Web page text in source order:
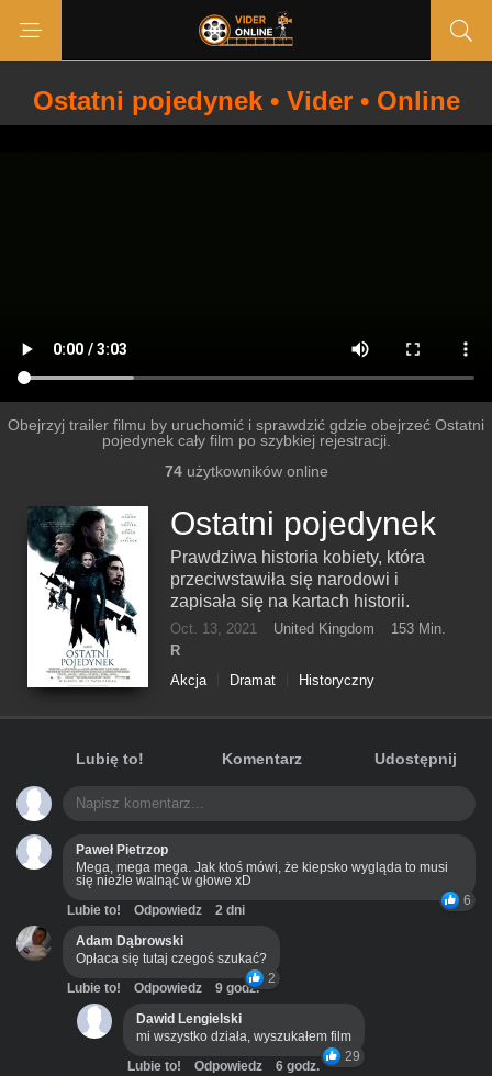
Ostatni pojedynek • Vider • Online
Obejrzyj trailer filmu by uruchomić i sprawdzić gdzie obejrzeć Ostatni
pojedynek cały film po szybkiej rejestracji.
74użytkowników online
Ostatni pojedynek
Prawdziwa historia kobiety, która
przeciwstawiła się narodowi i
zapisała się na kartach historii.
Oct. 13, 2021 United Kingdom
153 Min.
R
Akcja
Dramat Historyczny
Lubię to! Komentarz Udostępnij
Paweł Pietrzop
Mega, mega mega. Jak ktoś mówi, że kiepsko wygląda to musi
się nieźle walnąć w głowe xD
6
Lubie to! Odpowiedz
2 dni
Adam Dąbrowski
Opłaca się tutaj czegoś szukać?
2
Lubie to! Odpowiedz
9 godz.
Dawid Lengielski
mi wszystko działa, wyszukałem film
29
Lubie to! Odpowiedz
6 godz.